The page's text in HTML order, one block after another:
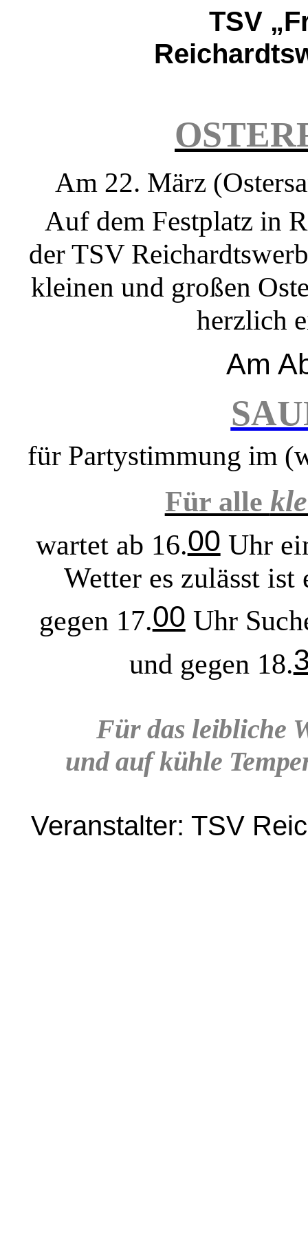
TSV
Am 22. März
Auf dem Festplatz in
der TSV
kleinen und großen
herzlich
Am
für Partystimmung im
Für alle
wartet ab 16.00Uhr
Wetter es zulässt
gegen 17.00Uhr
und gegen 18.
Für das leibliche
und auf kühle
Veranstalter: TSV